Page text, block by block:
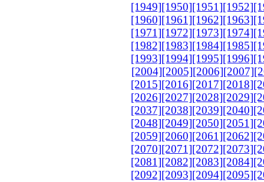
[1949][1950][1951][1952]
[1960][1961][1962][1963]
[1971][1972][1973][1974]
[1982][1983][1984][1985]
[1993][1994][1995][1996]
[2004][2005][2006][2007]
[2015][2016][2017][2018]
[2026][2027][2028][2029]
[2037][2038][2039][2040]
[2048][2049][2050][2051]
[2059][2060][2061][2062]
[2070][2071][2072][2073]
[2081][2082][2083][2084]
[2092][2093][2094][2095]